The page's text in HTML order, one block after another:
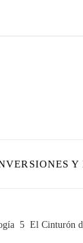
Y
El Cinturón